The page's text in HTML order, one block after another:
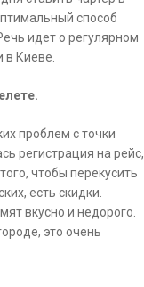
способ
идет о регулярном
Киеве.
проблем с точки
регистрация на рейс,
чтобы перекусить
есть скидки.
вкусно и недорого.
это очень